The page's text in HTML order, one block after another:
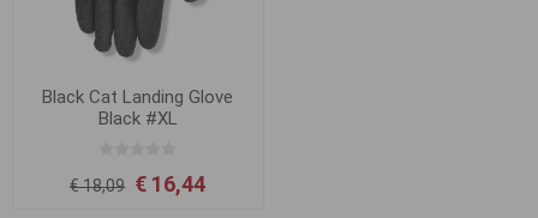
Black Cat Landing Glove
Black #XL
€ 18,09 € 16,44